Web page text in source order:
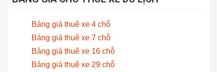
Bảng giá thuê xe 4 chỗ
Bảng giá thuê xe 7 chỗ
Bảng giá thuê xe 16 chỗ
Bảng giá thuê xe 29 chỗ